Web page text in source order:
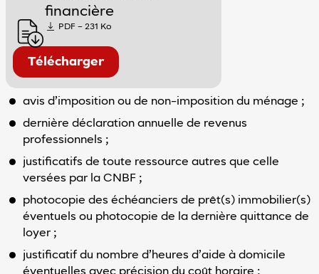
financière
PDF – 231 Ko
Télécharger
avis d’imposition ou de non-imposition du ménage ;
dernière déclaration annuelle de revenus
professionnels ;
justificatifs de toute ressource autres que celle
versées par la CNBF ;
photocopie des échéanciers de prêt(s) immobilier(s)
éventuels ou photocopie de la dernière quittance de
loyer ;
justificatif du nombre d’heures d’aide à domicile